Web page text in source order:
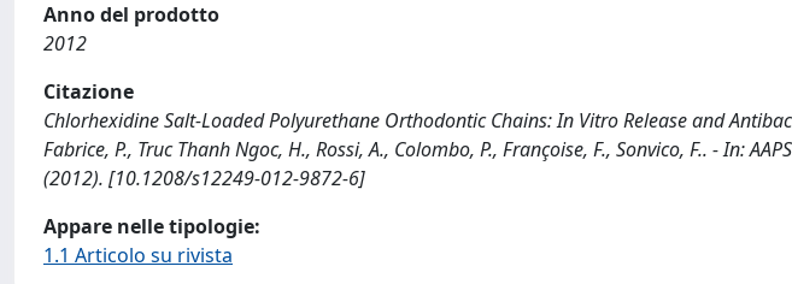
Anno del prodotto
2012
Citazione
Chlorhexidine Salt-Loaded Polyurethane Orthodontic Chains: In Vitro Release and
Fabrice, P., Truc Thanh Ngoc, H., Rossi, A., Colombo, P., Françoise, F., Sonvico, F.. - In:
(2012). [10.1208/s12249-012-9872-6]
Appare nelle tipologie:
1.1 Articolo su rivista